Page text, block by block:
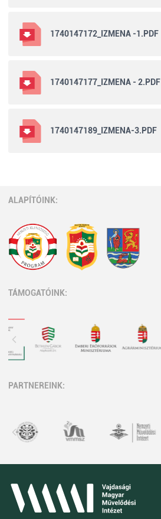
1740147172_IZMENA -1.PDF
1740147177_IZMENA - 2.PDF
1740147189_IZMENA-3.PDF
ALAPÍTÓINK:
TÁMOGATÓINK:
PARTNEREINK: